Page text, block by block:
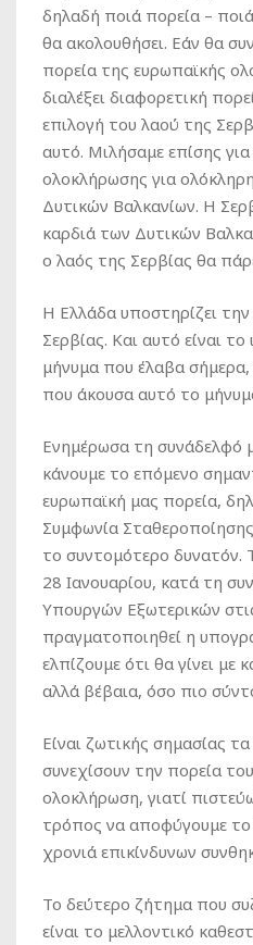
δηλαδή ποιά πορεία –
θα ακολουθήσει. Εάν θα
πορεία της ευρωπαϊκής
διαλέξει διαφορετική
επιλογή του λαού της
αυτό. Μιλήσαμε επίσης
ολοκλήρωσης για
Δυτικών Βαλκανίων. Η
καρδιά των Δυτικών
ο λαός της Σερβίας θα
Η Ελλάδα υποστηρίζει
Σερβίας. Και αυτό είναι το
μήνυμα που έλαβα σήμερα,
που άκουσα αυτό το
Ενημέρωσα τη συνάδελφό
κάνουμε το επόμενο
ευρωπαϊκή μας πορεία,
Συμφωνία
το συντομότερο δυνατόν.
28 Ιανουαρίου, κατά τη
Υπουργών Εξωτερικών
πραγματοποιηθεί η
ελπίζουμε ότι θα γίνει με
αλλά βέβαια, όσο πιο
Είναι ζωτικής σημασίας
συνεχίσουν την πορεία
ολοκλήρωση, γιατί
τρόπος να αποφύγουμε το
χρονιά επικίνδυνων
Το δεύτερο ζήτημα που
είναι το μελλοντικό